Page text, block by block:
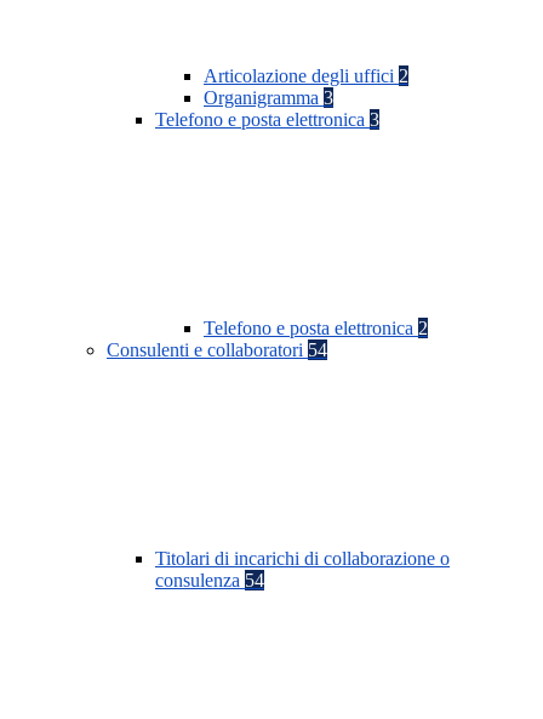
Articolazione degli uffici 2
Organigramma 3
Telefono e posta elettronica 3
Telefono e posta elettronica 2
Consulenti e collaboratori 54
Titolari di incarichi di collaborazione o
consulenza 54